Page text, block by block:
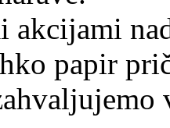
akcijami
papir